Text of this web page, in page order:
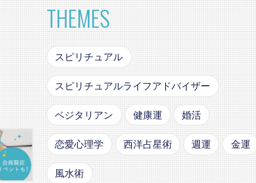
THEMES
スピリチュアル
スピリチュアルライフアドバイザー
ベジタリアン 健康運 婚活
恋愛心理学 西洋占星術 週運 金運
風水術